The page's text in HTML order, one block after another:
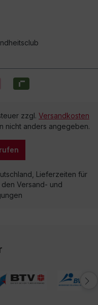
zzgl. Versandkosten
nicht anders angegeben.
Lieferzeiten für
Versand- und